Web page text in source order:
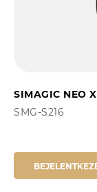
SIMAGIC NEO
SMG-S216